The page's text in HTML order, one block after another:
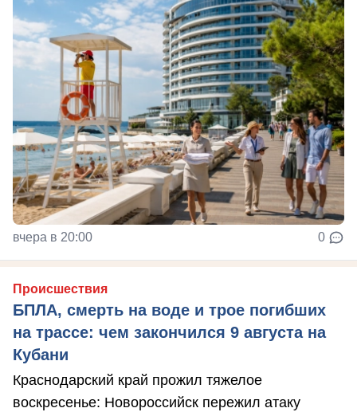
вчера в 20:00 0
Происшествия
БПЛА, смерть на воде и трое погибших
на трассе: чем закончился 9 августа на
Кубани
Краснодарский край прожил тяжелое
воскресенье: Новороссийск пережил атаку